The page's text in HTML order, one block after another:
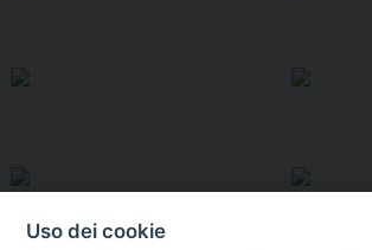
Uso dei cookie